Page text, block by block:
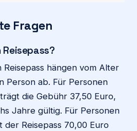
Fragen
Reisepass hängen vom Alter
Person ab. Für Personen
die Gebühr 37,50 Euro,
Jahre gültig. Für Personen
Reisepass 70,00 Euro